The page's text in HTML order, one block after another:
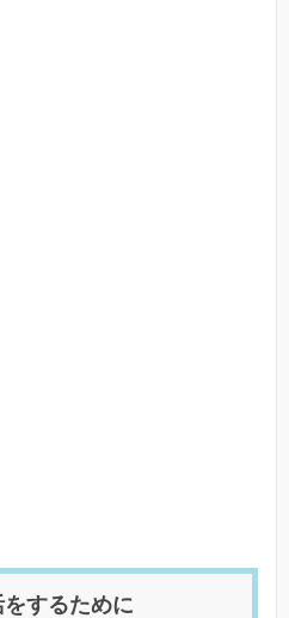
するために